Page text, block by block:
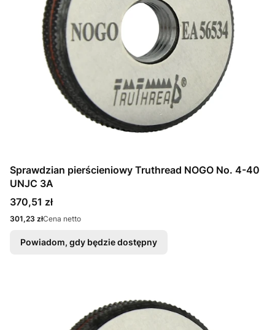
Sprawdzian pierścieniowy Truthread NOGO No. 4-40
UNJC 3A
Cena
370,51 zł
Cena
301,23 złCena netto
Powiadom, gdy będzie dostępny